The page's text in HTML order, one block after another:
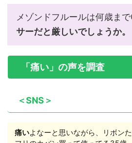
メゾンドフルールは何歳まで
サーだと厳しいでしょうか。
「痛い」の声を調査
＜SNS＞
痛いよなーと思いながら、リボン